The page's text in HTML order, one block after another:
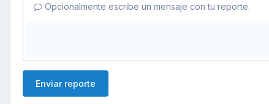
Opcionalmente escribe un mensaje con tu reporte.
Enviar reporte